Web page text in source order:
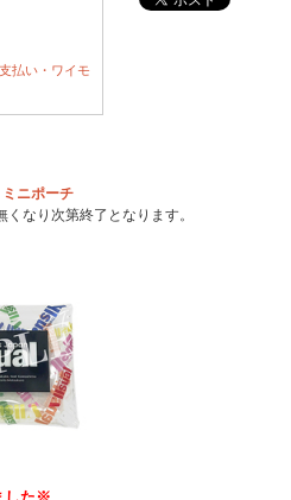
払い・ワイモ
ニポーチ
なり次第終了となります。